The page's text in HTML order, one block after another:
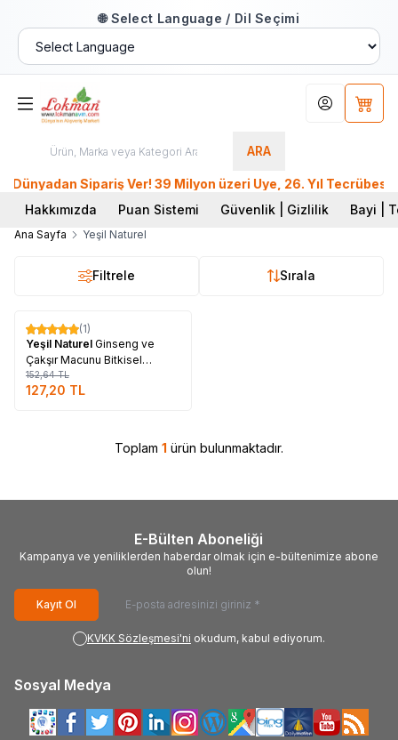
🌐 Select Language / Dil Seçimi
ARA
Hesabım
Sipariş Ver! 39 Milyon üzeri Üye, 26. Yıl
Hakkımızda
Puan Sistemi Güvenlik | Gizlilik Bayi |
Ana Sayfa Yeşil Naturel
Filtrele Sırala
%17
(1)
Yeşil Naturel Ginseng ve
Çakşır Macunu Bitkisel
Karışım 250 Gr
152,64TL
127,20 TL
Toplam 1 ürün bulunmaktadır.
E-Bülten Aboneliği
Kampanya ve yeniliklerden haberdar olmak için e-bültenimize abone
olun!
Kayıt Ol
KVKK Sözleşmesi'ni okudum, kabul ediyorum.
Sosyal Medya